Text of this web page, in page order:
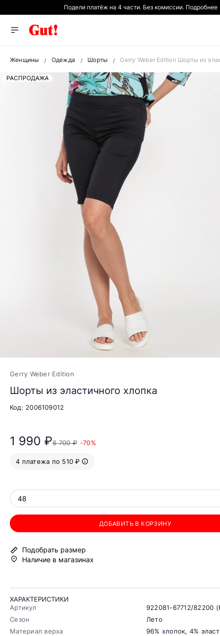
Подели платёж на 4 части. Без комиссии.
Женщины Одежда Шорты Gerry Weber Edition Шорты из
РАСПРОДАЖА
Gerry Weber Edition
Шорты из эластичного хлопка
Код: 2006109012
1 990 ₽6 700 ₽ -70%
4 платежа по 510 ₽
48
ДОБАВИТЬ В КОРЗИНУ
Подобрать размер
Наличие в магазинах
ХАРАКТЕРИСТИКИ
Артикул
922081-67712/82200
Сезон
Лето
Материал верха
96% хлопок, 4%